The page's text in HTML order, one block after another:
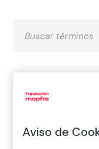
A
Aviso de